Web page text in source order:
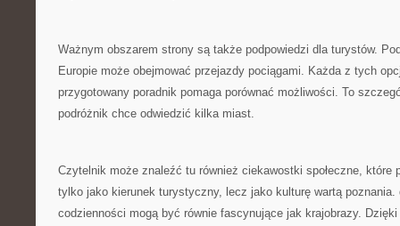
Ważnym obszarem strony są także podpowiedzi dla turystów.
Europie może obejmować przejazdy pociągami. Każda z tych
przygotowany poradnik pomaga porównać możliwości. To
podróżnik chce odwiedzić kilka miast.
Czytelnik może znaleźć tu również ciekawostki społeczne, które
tylko jako kierunek turystyczny, lecz jako kulturę wartą poznania.
codzienności mogą być równie fascynujące jak krajobrazy.